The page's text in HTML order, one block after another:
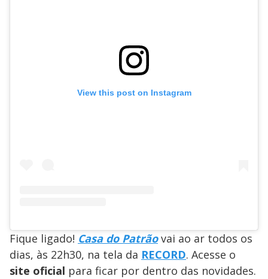
View this post on Instagram
Fique ligado! Casa do Patrãovai ao ar todos os
dias, às 22h30, na tela da RECORD. Acesse o
site oficial para ficar por dentro das novidades.